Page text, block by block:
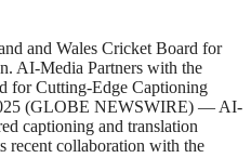
and Wales Cricket Board for
AI-Media Partners with the
for Cutting-Edge Captioning
(GLOBE NEWSWIRE) — AI-
captioning and translation
recent collaboration with the